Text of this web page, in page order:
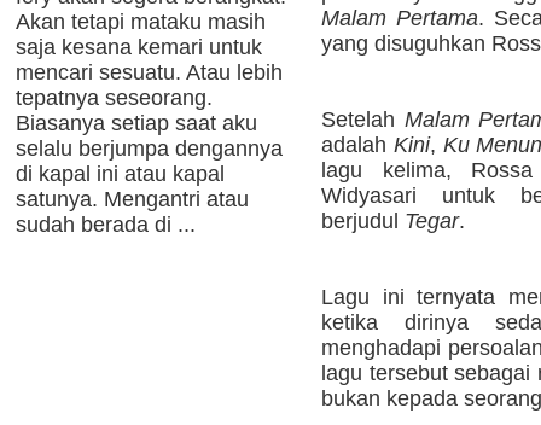
Akan tetapi mataku masih
saja kesana kemari untuk
mencari sesuatu. Atau lebih
tepatnya seseorang.
Biasanya setiap saat aku
selalu berjumpa dengannya
di kapal ini atau kapal
satunya. Mengantri atau
sudah berada di ...
Malam Pertama.
yang disuguhkan
Setelah Malam
adalah Kini, Ku
lagu kelima,
Widyasari untuk
berjudul Tegar.
Lagu ini ternyata
ketika dirinya
menghadapi
lagu tersebut sebagai
bukan kepada